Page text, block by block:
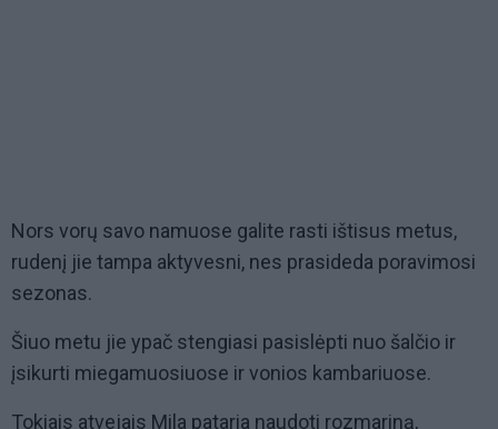
Nors vorų savo namuose galite rasti ištisus metus,
rudenį jie tampa aktyvesni, nes prasideda poravimosi
sezonas.
Šiuo metu jie ypač stengiasi pasislėpti nuo šalčio ir
įsikurti miegamuosiuose ir vonios kambariuose.
Tokiais atvejais Mila pataria naudoti rozmariną,